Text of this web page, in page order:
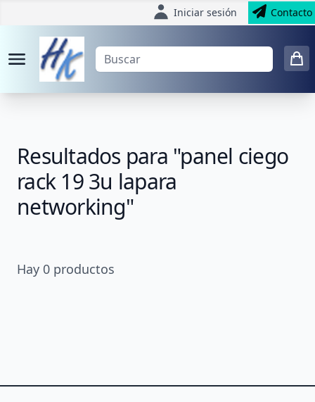
Iniciar sesión Contacto
Resultados para "panel ciego
rack 19 3u lapara
networking"
Hay 0 productos